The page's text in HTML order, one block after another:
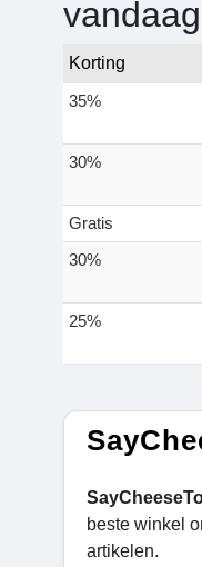
vandaag
Korting
35%
30%
Gratis
30%
25%
beste winkel
artikelen.